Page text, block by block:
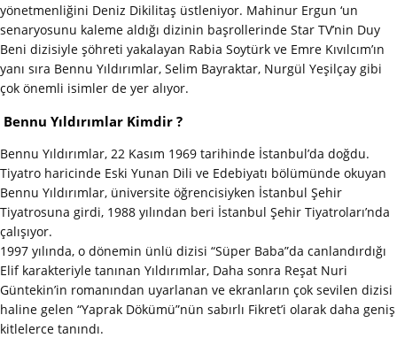
yönetmenliğini Deniz Dikilitaş üstleniyor. Mahinur Ergun ‘un
senaryosunu kaleme aldığı dizinin başrollerinde Star TV’nin Duy
Beni dizisiyle şöhreti yakalayan Rabia Soytürk ve Emre Kıvılcım’ın
yanı sıra Bennu Yıldırımlar, Selim Bayraktar, Nurgül Yeşilçay gibi
çok önemli isimler de yer alıyor.
Bennu Yıldırımlar Kimdir ?
Bennu Yıldırımlar, 22 Kasım 1969 tarihinde İstanbul’da doğdu.
Tiyatro haricinde Eski Yunan Dili ve Edebiyatı bölümünde okuyan
Bennu Yıldırımlar, üniversite öğrencisiyken İstanbul Şehir
Tiyatrosuna girdi, 1988 yılından beri İstanbul Şehir Tiyatroları’nda
çalışıyor.
1997 yılında, o dönemin ünlü dizisi “Süper Baba”da canlandırdığı
Elif karakteriyle tanınan Yıldırımlar, Daha sonra Reşat Nuri
Güntekin’in romanından uyarlanan ve ekranların çok sevilen dizisi
haline gelen “Yaprak Dökümü”nün sabırlı Fikret’i olarak daha geniş
kitlelerce tanındı.